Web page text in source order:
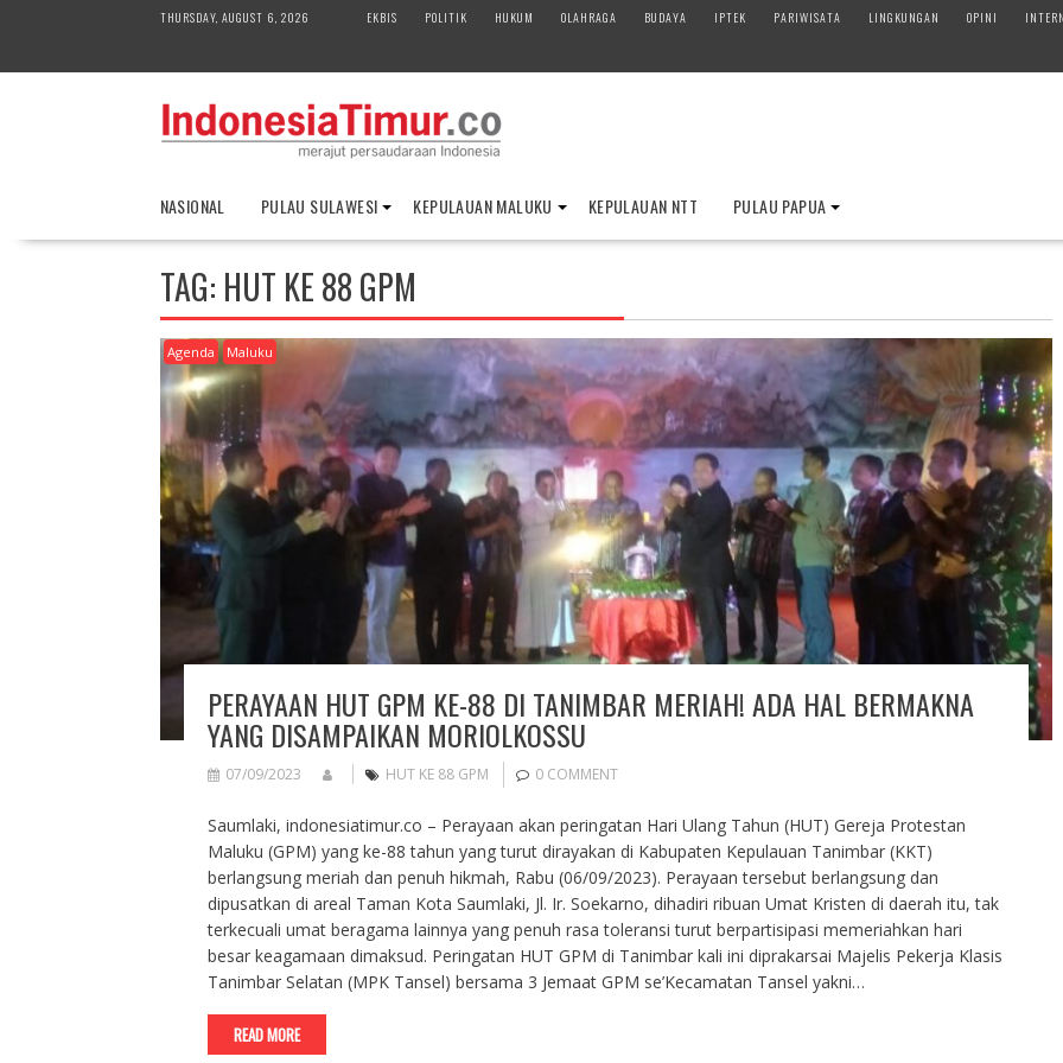
THURSDAY, AUGUST 6, 2026 EKBIS POLITIK HUKUM OLAHRAGA BUDAYA IPTEK PARIWISATA LINGKUNGAN OPINI
NASIONAL PULAU SULAWESI KEPULAUAN MALUKU KEPULAUAN NTT PULAU PAPUA
TAG: HUT KE 88 GPM
Agenda Maluku
PERAYAAN HUT GPM KE-88 DI TANIMBAR MERIAH! ADA HAL BERMAKNA
YANG DISAMPAIKAN MORIOLKOSSU
07/09/2023 HUT KE 88 GPM 0 COMMENT
Saumlaki, indonesiatimur.co – Perayaan akan peringatan Hari Ulang Tahun (HUT) Gereja Protestan
Maluku (GPM) yang ke-88 tahun yang turut dirayakan di Kabupaten Kepulauan Tanimbar (KKT)
berlangsung meriah dan penuh hikmah, Rabu (06/09/2023). Perayaan tersebut berlangsung dan
dipusatkan di areal Taman Kota Saumlaki, Jl. Ir. Soekarno, dihadiri ribuan Umat Kristen di daerah itu, tak
terkecuali umat beragama lainnya yang penuh rasa toleransi turut berpartisipasi memeriahkan hari
besar keagamaan dimaksud. Peringatan HUT GPM di Tanimbar kali ini diprakarsai Majelis Pekerja Klasis
Tanimbar Selatan (MPK Tansel) bersama 3 Jemaat GPM se’Kecamatan Tansel yakni…
READ MORE